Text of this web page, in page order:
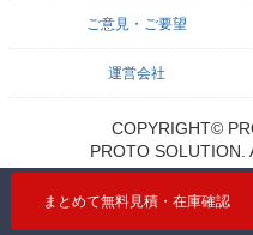
まとめて無料見積・在庫確認
ご意見・ご要望
運営会社
COPYRIGHT©
PROTO SOLUTION.